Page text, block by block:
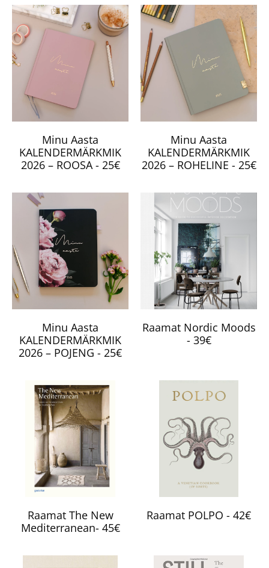
Minu Aasta
KALENDERMÄRKMIK
2026 – ROOSA - 25€
Minu Aasta
KALENDERMÄRKMIK
2026 – ROHELINE - 25€
Minu Aasta
KALENDERMÄRKMIK
2026 – POJENG - 25€
Raamat Nordic Moods
- 39€
Raamat The New
Mediterranean- 45€
Raamat POLPO - 42€